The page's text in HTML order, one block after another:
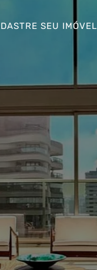
SEU IMÓVEL